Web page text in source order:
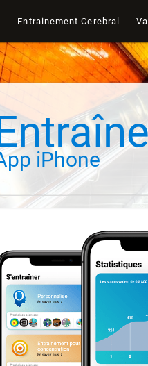
Entrainement Cerebral
iPhone